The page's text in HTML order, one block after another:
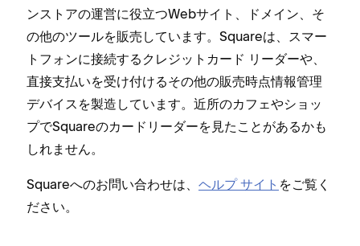
ンストアの運営に役立つWebサイト⁠、ドメイン⁠、そ
の他のツ⁠ールを販売しています⁠。Squareは⁠、スマ⁠ー
トフ⁠ォンに接続するクレジ⁠ットカ⁠ード リ⁠ーダ⁠ーや⁠、
直接支払いを受け付けるその他の販売時点情報管理
デバイスを製造しています⁠。近所のカフ⁠ェやシ⁠ョ⁠ッ
プでSquareのカ⁠ードリ⁠ーダ⁠ーを見たことがあるかも
しれません⁠。
Squareへのお問い合わせは⁠、 ヘルプ サイト をご覧く
ださい⁠。